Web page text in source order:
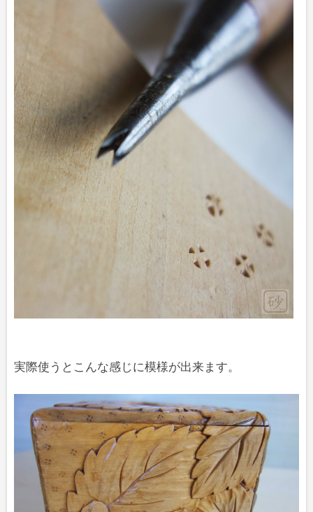
実際使うとこんな感じに模様が出来ます。